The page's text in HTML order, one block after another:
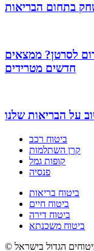
בתחום הבריאות
לסרטן? ממצאים
חדשים מטרידים
על הבריאות שלנו
ביטוח רכב
קרן השתלמות
קופות גמל
פנסיה
ביטוח בריאות
ביטוח חיים
ביטוח דירה
ביטוח משכנתא
© כל הזכויות שמורות לפורטל הביטוחים הגדול בישראל -